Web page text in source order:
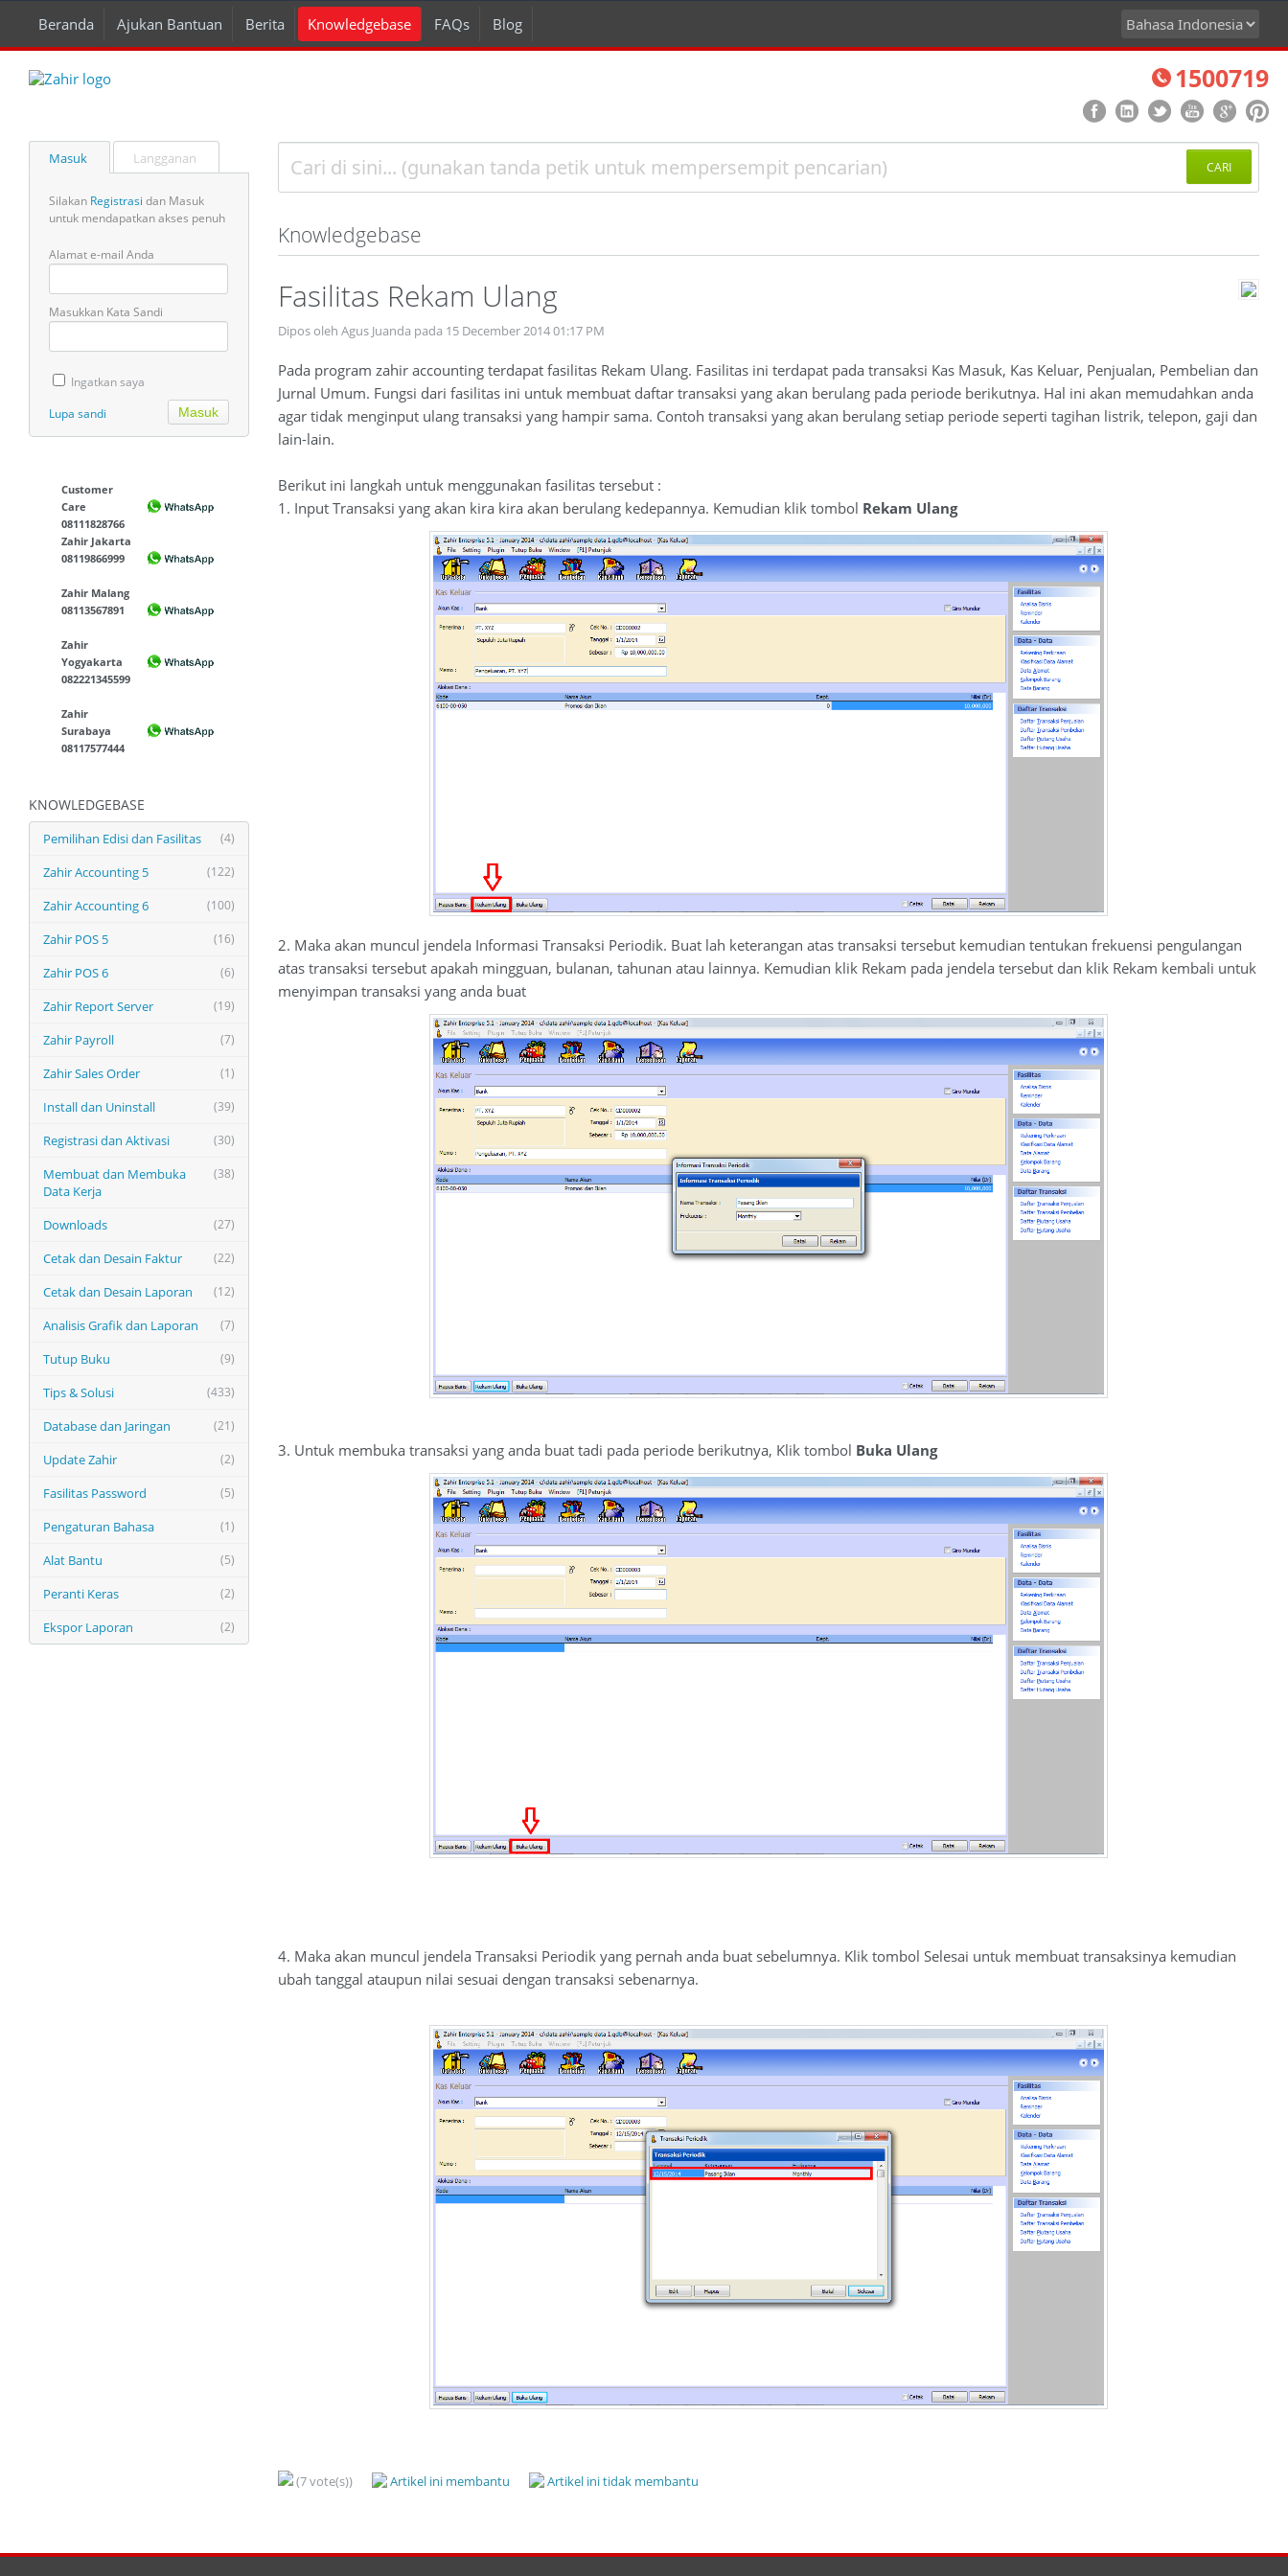
Beranda Ajukan Bantuan Berita Knowledgebase FAQs Blog
1500719
Masuk Langganan
Silakan Registrasi dan Masuk
untuk mendapatkan akses penuh
Alamat e-mail Anda
Masukkan Kata Sandi
Ingatkan saya
Lupa sandi
Customer
Care
08111828766
Zahir Jakarta
08119866999
Zahir Malang
08113567891
Zahir
Yogyakarta
082221345599
Zahir
Surabaya
08117577444
KNOWLEDGEBASE
(4)
Pemilihan Edisi dan Fasilitas
(122)
Zahir Accounting 5
(100)
Zahir Accounting 6
(16)
Zahir POS 5
(6)
Zahir POS 6
(19)
Zahir Report Server
(7)
Zahir Payroll
(1)
Zahir Sales Order
(39)
Install dan Uninstall
(30)
Registrasi dan Aktivasi
(38)
Membuat dan Membuka
Data Kerja
(27)
Downloads
(22)
Cetak dan Desain Faktur
(12)
Cetak dan Desain Laporan
(7)
Analisis Grafik dan Laporan
(9)
Tutup Buku
(433)
Tips & Solusi
(21)
Database dan Jaringan
(2)
Update Zahir
(5)
Fasilitas Password
(1)
Pengaturan Bahasa
(5)
Alat Bantu
(2)
Peranti Keras
(2)
Ekspor Laporan
CARI
Knowledgebase
Fasilitas Rekam Ulang
Dipos oleh Agus Juanda pada 15 December 2014 01:17 PM
Pada program zahir accounting terdapat fasilitas Rekam Ulang. Fasilitas ini terdapat pada transaksi Kas Masuk, Kas Keluar, Penjualan, Pembelian dan
Jurnal Umum. Fungsi dari fasilitas ini untuk membuat daftar transaksi yang akan berulang pada periode berikutnya. Hal ini akan memudahkan anda
agar tidak menginput ulang transaksi yang hampir sama. Contoh transaksi yang akan berulang setiap periode seperti tagihan listrik, telepon, gaji dan
lain-lain.
Berikut ini langkah untuk menggunakan fasilitas tersebut :
1. Input Transaksi yang akan kira kira akan berulang kedepannya. Kemudian klik tombol Rekam Ulang
2. Maka akan muncul jendela Informasi Transaksi Periodik. Buat lah keterangan atas transaksi tersebut kemudian tentukan frekuensi pengulangan
atas transaksi tersebut apakah mingguan, bulanan, tahunan atau lainnya. Kemudian klik Rekam pada jendela tersebut dan klik Rekam kembali untuk
menyimpan transaksi yang anda buat
3. Untuk membuka transaksi yang anda buat tadi pada periode berikutnya, Klik tombol Buka Ulang
4. Maka akan muncul jendela Transaksi Periodik yang pernah anda buat sebelumnya. Klik tombol Selesai untuk membuat transaksinya kemudian
ubah tanggal ataupun nilai sesuai dengan transaksi sebenarnya.
(7 vote(s)) Artikel ini membantu Artikel ini tidak membantu